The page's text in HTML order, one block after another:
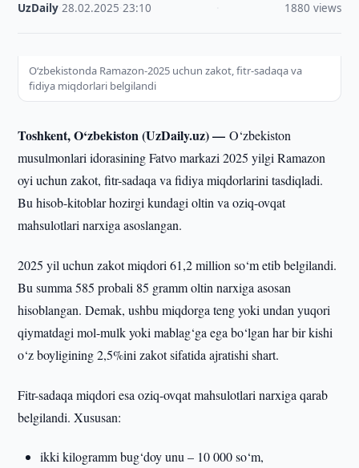
UzDaily ·28.02.2025 ·23:10 1880 views
O‘zbekistonda Ramazon-2025 uchun zakot, fitr-sadaqa va
fidiya miqdorlari belgilandi
Toshkent, O‘zbekiston (UzDaily.uz) —O‘zbekiston
musulmonlari idorasining Fatvo markazi 2025 yilgi Ramazon
oyi uchun zakot, fitr-sadaqa va fidiya miqdorlarini tasdiqladi.
Bu hisob-kitoblar hozirgi kundagi oltin va oziq-ovqat
mahsulotlari narxiga asoslangan.
2025 yil uchun zakot miqdori 61,2 million so‘m etib belgilandi.
Bu summa 585 probali 85 gramm oltin narxiga asosan
hisoblangan. Demak, ushbu miqdorga teng yoki undan yuqori
qiymatdagi mol-mulk yoki mablag‘ga ega bo‘lgan har bir kishi
o‘z boyligining 2,5%ini zakot sifatida ajratishi shart.
Fitr-sadaqa miqdori esa oziq-ovqat mahsulotlari narxiga qarab
belgilandi. Xususan:
ikki kilogramm bug‘doy unu – 10 000 so‘m,